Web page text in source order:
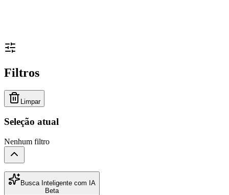
Filtros
Limpar
Seleção atual
Nenhum filtro
Busca Inteligente com IA
Beta